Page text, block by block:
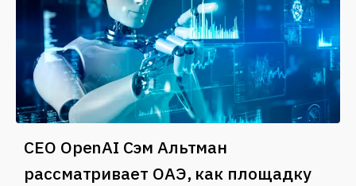
CEO OpenAI Сэм Альтман
рассматривает ОАЭ, как площадку